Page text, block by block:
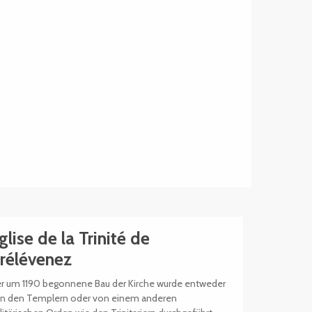
de la Trinité de
um 1190 begonnene Bau der Kirche wurde entweder
den Templern oder von einem anderen